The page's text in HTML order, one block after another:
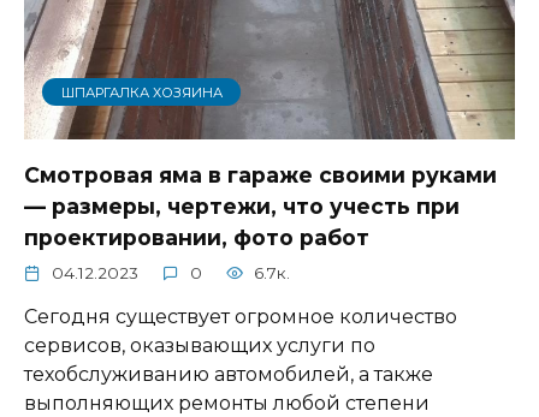
ШПАРГАЛКА ХОЗЯИНА
Смотровая яма в гараже своими руками
— размеры, чертежи, что учесть при
проектировании, фото работ
04.12.2023 0 6.7к.
Сегодня существует огромное количество
сервисов, оказывающих услуги по
техобслуживанию автомобилей, а также
выполняющих ремонты любой степени